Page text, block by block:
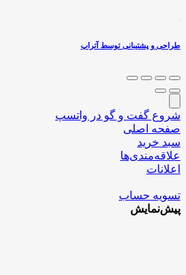
طراحی و پشتیبانی توسط آتراپ
شروع گفت و گو در واتسپ
صفحه اصلی
سبد خرید
علاقه‌مندی‌ها
اعلانات
تسویه حساب
پیش‌نمایش